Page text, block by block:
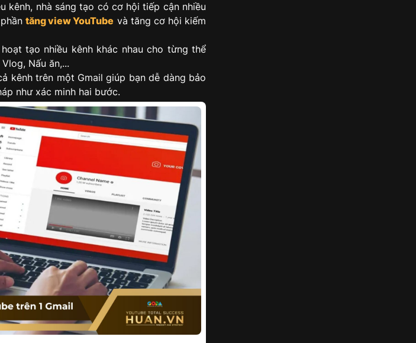
kênh, nhà sáng tạo có cơ hội tiếp cận nhiều
phầntăng view YouTube và tăng cơ hội kiếm
tạo nhiều kênh khác nhau cho từng thể
Nấu ăn,...
kênh trên một Gmail giúp bạn dễ dàng bảo
như xác minh hai bước.